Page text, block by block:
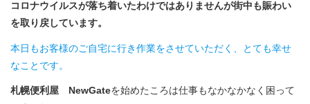
コロナウイルスが落ち着いたわけではありませんが街中も賑わい
を取り戻しています。
本日もお客様のご自宅に行き作業をさせていただく、とても幸せ
なことです。
札幌便利屋 NewGateを始めたころは仕事もなかなかなく困って